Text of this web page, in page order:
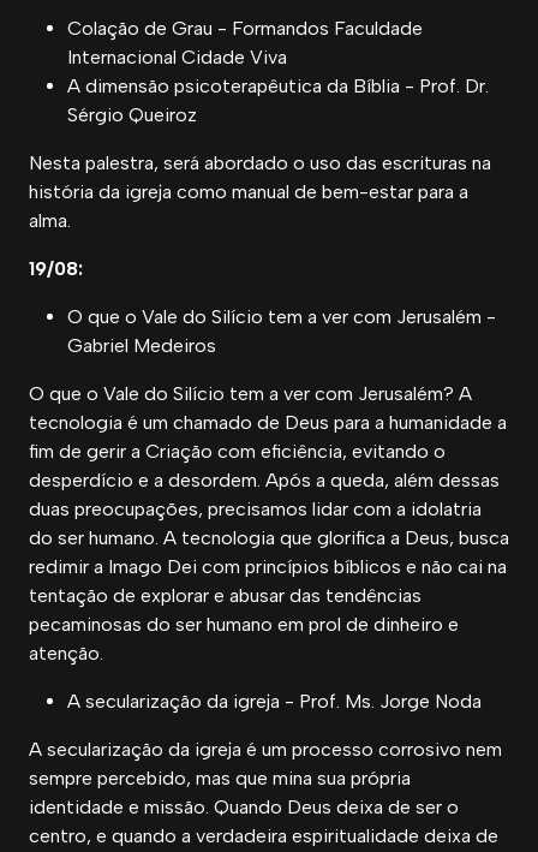
Colação de Grau - Formandos Faculdade
Internacional Cidade Viva
A dimensão psicoterapêutica da Bíblia - Prof. Dr.
Sérgio Queiroz
Nesta palestra, será abordado o uso das escrituras na
história da igreja como manual de bem-estar para a
alma.
19/08:
O que o Vale do Silício tem a ver com Jerusalém -
Gabriel Medeiros
O que o Vale do Silício tem a ver com Jerusalém? A
tecnologia é um chamado de Deus para a humanidade a
fim de gerir a Criação com eficiência, evitando o
desperdício e a desordem. Após a queda, além dessas
duas preocupações, precisamos lidar com a idolatria
do ser humano. A tecnologia que glorifica a Deus, busca
redimir a Imago Dei com princípios bíblicos e não cai na
tentação de explorar e abusar das tendências
pecaminosas do ser humano em prol de dinheiro e
atenção.
A secularização da igreja - Prof. Ms. Jorge Noda
A secularização da igreja é um processo corrosivo nem
sempre percebido, mas que mina sua própria
identidade e missão. Quando Deus deixa de ser o
centro, e quando a verdadeira espiritualidade deixa de